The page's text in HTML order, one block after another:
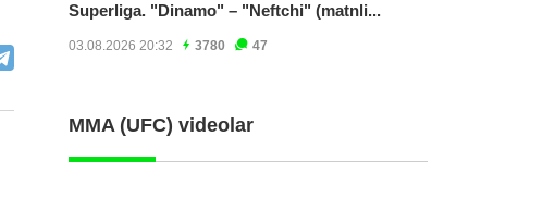
Superliga. "Dinamo" – "Neftchi" (matnli...
03.08.2026 20:32 3780 47
MMA (UFC) videolar